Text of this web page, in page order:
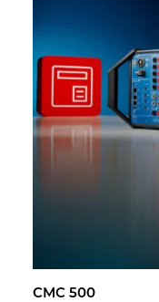
CMC 500